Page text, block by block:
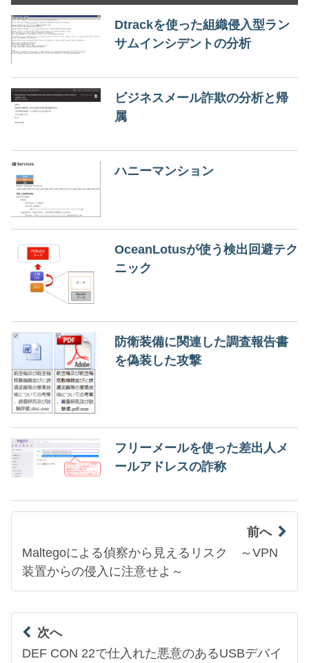
Dtrackを使った組織侵入型ラン
サムインシデントの分析
ビジネスメール詐欺の分析と帰
属
ハニーマンション
OceanLotusが使う検出回避テク
ニック
防衛装備に関連した調査報告書
を偽装した攻撃
フリーメールを使った差出人メ
ールアドレスの詐称
前へ
Maltegoによる偵察から見えるリスク ～VPN
装置からの侵入に注意せよ～
次へ
DEF CON 22で仕入れた悪意のあるUSBデバイ